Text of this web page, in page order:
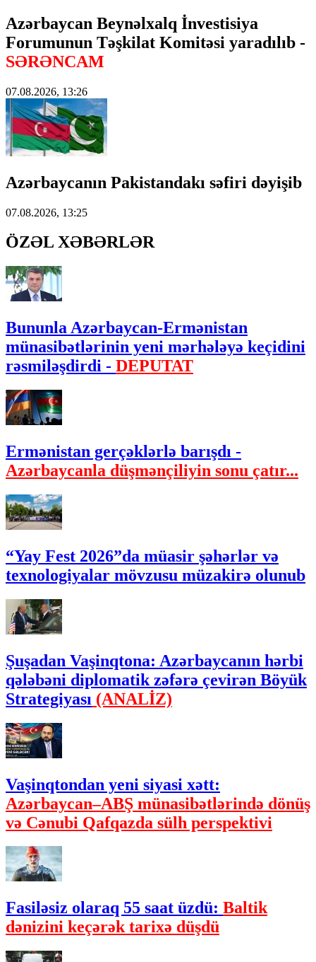
Azərbaycan Beynəlxalq İnvestisiya
Forumunun Təşkilat Komitəsi yaradılıb -
SƏRƏNCAM
07.08.2026, 13:26
Azərbaycanın Pakistandakı səfiri dəyişib
07.08.2026, 13:25
ÖZƏL XƏBƏRLƏR
Bununla Azərbaycan-Ermənistan
münasibətlərinin yeni mərhələyə keçidini
rəsmiləşdirdi - DEPUTAT
Ermənistan gerçəklərlə barışdı -
Azərbaycanla düşmənçiliyin sonu çatır...
“Yay Fest 2026”da müasir şəhərlər və
texnologiyalar mövzusu müzakirə olunub
Şuşadan Vaşinqtona: Azərbaycanın hərbi
qələbəni diplomatik zəfərə çevirən Böyük
Strategiyası (ANALİZ)
Vaşinqtondan yeni siyasi xətt:
Azərbaycan–ABŞ münasibətlərində dönüş
və Cənubi Qafqazda sülh perspektivi
Fasiləsiz olaraq 55 saat üzdü: Baltik
dənizini keçərək tarixə düşdü